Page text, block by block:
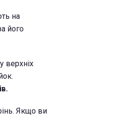
на
його
верхніх
Якщо ви